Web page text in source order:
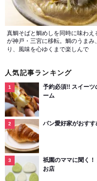
真鯛そばと鯛めしを同時に味わえ
が神戸・三宮に移転。鯛のうまみ
り、風味を心ゆくまで楽しんで
人気記事ランキング
予約必須!! スイーツ
ーム
パン愛好家がおす
祇園のママに聞く
お店